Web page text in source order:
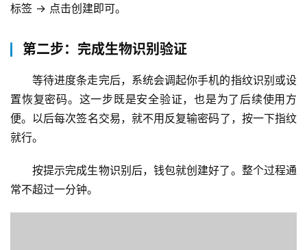
标签 → 点击创建即可。
第二步：完成生物识别验证
等待进度条走完后，系统会调起你手机的指纹识别或设
置恢复密码。这一步既是安全验证，也是为了后续使用方
便。以后每次签名交易，就不用反复输密码了，按一下指纹
就行。
按提示完成生物识别后，钱包就创建好了。整个过程通
常不超过一分钟。